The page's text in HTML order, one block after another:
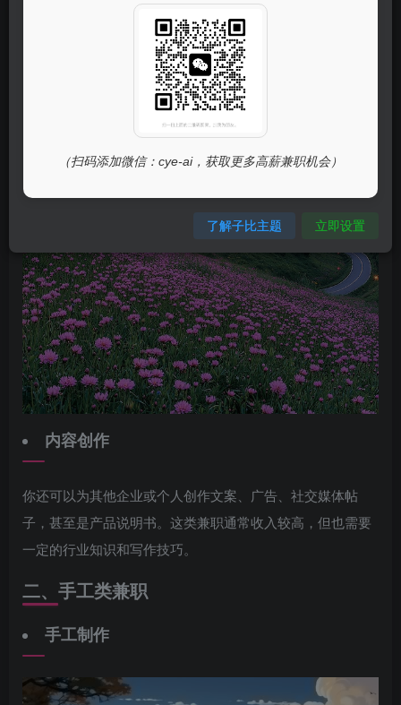
微信公众号或短视频脚本来获取收益。对于擅长文字表达的
人来说，这是一个不错的选择。
内容创作
你还可以为其他企业或个人创作文案、广告、社交媒体帖
子，甚至是产品说明书。这类兼职通常收入较高，但也需要
一定的行业知识和写作技巧。
二、手工类兼职
手工制作
（扫码添加微信：cye-ai，获取更多高薪兼职机会）
了解子比主题 立即设置